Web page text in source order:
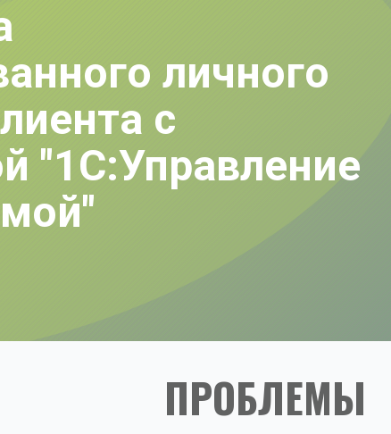
личного
с
"1С:Управление
ПРОБЛЕМЫ